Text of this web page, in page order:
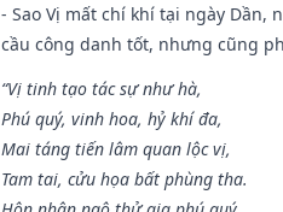
- Sao Vị mất chí khí tại ngày Dần,
cầu công danh tốt, nhưng cũng
“Vị tinh tạo tác sự như hà,
Phú quý, vinh hoa, hỷ khí đa,
Mai táng tiến lâm quan lộc vị,
Tam tai, cửu họa bất phùng tha.